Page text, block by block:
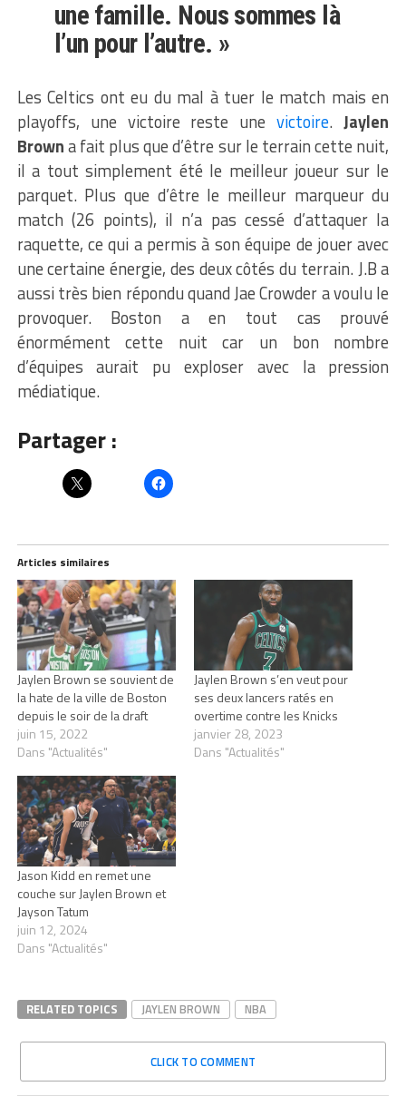
une famille. Nous sommes là
l’un pour l’autre. »
Les Celtics ont eu du mal à tuer le match mais en
playoffs, une victoire reste unevictoire.Jaylen
Browna fait plus que d’être sur le terrain cette nuit,
il a tout simplement été le meilleur joueur sur le
parquet. Plus que d’être le meilleur marqueur du
match (26 points), il n’a pas cessé d’attaquer la
raquette, ce qui a permis à son équipe de jouer avec
une certaine énergie, des deux côtés du terrain. J.B a
aussi très bien répondu quand Jae Crowder a voulu le
provoquer. Boston a en tout cas prouvé
énormément cette nuit car un bon nombre
d’équipes aurait pu exploser avec la pression
médiatique.
Partager :
Articles similaires
Jaylen Brown se souvient de
la hate de la ville de Boston
depuis le soir de la draft
juin 15, 2022
Dans "Actualités"
Jaylen Brown s’en veut pour
ses deux lancers ratés en
overtime contre les Knicks
janvier 28, 2023
Dans "Actualités"
Jason Kidd en remet une
couche sur Jaylen Brown et
Jayson Tatum
juin 12, 2024
Dans "Actualités"
RELATED TOPICS JAYLEN BROWN NBA
CLICK TO COMMENT